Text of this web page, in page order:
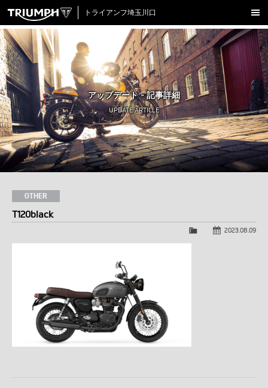
トライアンフ埼玉川口
新車在庫情報
試乗車一覧
認定中古車
アクセサリー
クロージング
アップデート
店舗情報
採用情報
TRIUMPH OFFICIAL SITE
LINE FacebookInstagram
X
アップデート - 記事詳細
UPDATE ARTICLE
OTHER
T120black
2023.08.09